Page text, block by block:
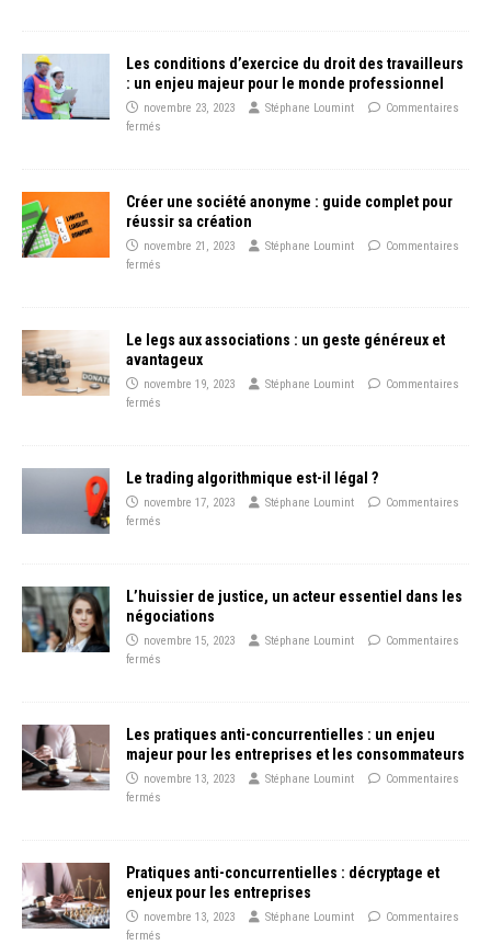
Les conditions d’exercice du droit des travailleurs
: un enjeu majeur pour le monde professionnel
novembre 23, 2023 Stéphane Loumint
Commentaires
fermés
Créer une société anonyme : guide complet pour
réussir sa création
novembre 21, 2023 Stéphane Loumint
Commentaires
fermés
Le legs aux associations : un geste généreux et
avantageux
novembre 19, 2023 Stéphane Loumint
Commentaires
fermés
Le trading algorithmique est-il légal ?
novembre 17, 2023 Stéphane Loumint
Commentaires
fermés
L’huissier de justice, un acteur essentiel dans les
négociations
novembre 15, 2023 Stéphane Loumint
Commentaires
fermés
Les pratiques anti-concurrentielles : un enjeu
majeur pour les entreprises et les consommateurs
novembre 13, 2023 Stéphane Loumint
Commentaires
fermés
Pratiques anti-concurrentielles : décryptage et
enjeux pour les entreprises
novembre 13, 2023 Stéphane Loumint
Commentaires
fermés